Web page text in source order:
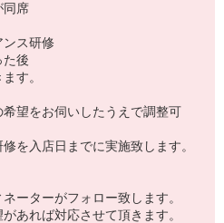
同席
ス研修
た後
す。
望をお伺いしたうえで調整可
を入店日までに実施致します。
ーターがフォロー致します。
あれば対応させて頂きます。